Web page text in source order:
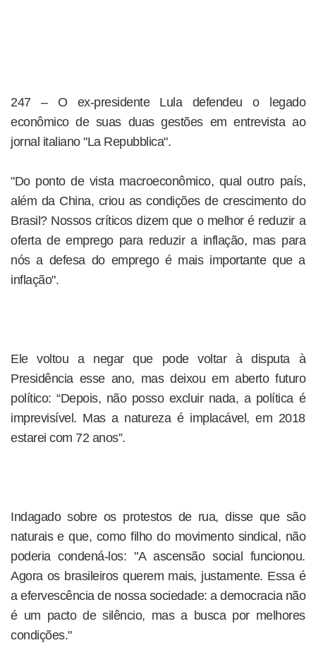
247 – O ex-presidente Lula defendeu o legado
econômico de suas duas gestões em entrevista ao
jornal italiano "La Repubblica".
"Do ponto de vista macroeconômico, qual outro país,
além da China, criou as condições de crescimento do
Brasil? Nossos críticos dizem que o melhor é reduzir a
oferta de emprego para reduzir a inflação, mas para
nós a defesa do emprego é mais importante que a
inflação".
Ele voltou a negar que pode voltar à disputa à
Presidência esse ano, mas deixou em aberto futuro
político: “Depois, não posso excluir nada, a política é
imprevisível. Mas a natureza é implacável, em 2018
estarei com 72 anos”.
Indagado sobre os protestos de rua, disse que são
naturais e que, como filho do movimento sindical, não
poderia condená-los: "A ascensão social funcionou.
Agora os brasileiros querem mais, justamente. Essa é
a efervescência de nossa sociedade: a democracia não
é um pacto de silêncio, mas a busca por melhores
condições."